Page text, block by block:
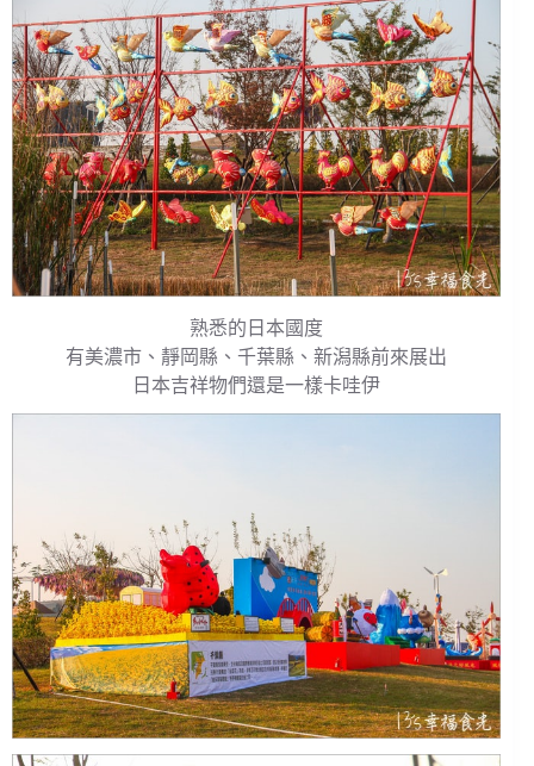
熟悉的日本國度
有美濃市、靜岡縣、千葉縣、新潟縣前來展出
日本吉祥物們還是一樣卡哇伊